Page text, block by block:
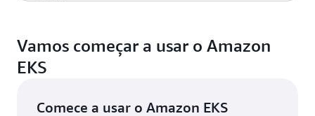
um serviço totalmente gerenciado que estende a
infraestrutura, os serviços, as APIs e as
ferramentas da AWS em praticamente qualquer
você pode gerenciar contêineres on-premises com
orquestrador gerenciado.
Vamos começar a usar o Amazon
EKS
Comece a usar o Amazon EKS